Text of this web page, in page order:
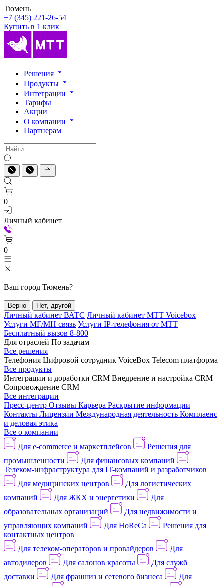
Тюмень
+7 (345) 221-26-54
Купить в 1 клик
Решения
Продукты
Интеграции
Тарифы
Акции
О компании
Партнерам
0
Личный кабинет
0
Ваш город Тюмень?
Верно Нет, другой
Личный кабинет ВАТС Личный кабинет МТТ Voicebox
Услуги МГ/МН связь Услуги IP-телефония от МТТ
Бесплатный вызов 8-800
Для отраслей По задачам
Все решения
Телефония Цифровой сотрудник VoiceBox Telecom платформа
Все продукты
Интеграции и доработки CRM Внедрение и настройка CRM
Сопровождение CRM
Все интеграции
Пресс-центр Отзывы Карьера Раскрытие информации
Контакты Лицензии Международная деятельность Комплаенс
и деловая этика
Все о компании
Для e-commerce и маркетплейсов
Решения для
промышленности
Для финансовых компаний
Телеком-инфраструктура для IT-компаний и разработчиков
Для медицинских центров
Для логистических
компаний
Для ЖКХ и энергетики
Для
образовательных организаций
Для недвижимости и
управляющих компаний
Для HoReCa
Решения для
контактных центров
Для телеком-операторов и провайдеров
Для
автодилеров
Для салонов красоты
Для служб
доставки
Для франшиз и сетевого бизнеса
Для